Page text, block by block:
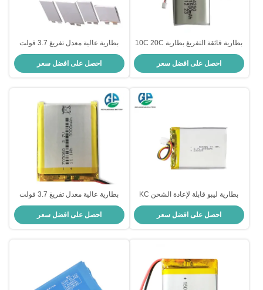
بطارية فائقة التفريغ بطارية 10C 20C
3.7 فولت 1500mAh بطارية ليبو
584250PL 903048PL 500 مرة عمر
الدورة
احصل على افضل سعر
بطارية عالية معدل تفريغ 3.7 فولت
3000mah 30C ماكس 60C بطارية
ليبو قابلة لإعادة الشحن طائرة
هليكوبتر طائرة بدون طيار 1S بطارية
احصل على افضل سعر
بطارية ليبو قابلة لإعادة الشحن KC
CB IEC62133 المصنع المهني
المعتمد 3000mah 3.7v أفضل مبيعات
104355 للطائرات بدون طيار
احصل على افضل سعر
بطارية عالية معدل تفريغ 3.7 فولت
3000mah 30C Max60C بطارية ليبو
خلايا قابلة لإعادة الشحن
احصل على افضل سعر